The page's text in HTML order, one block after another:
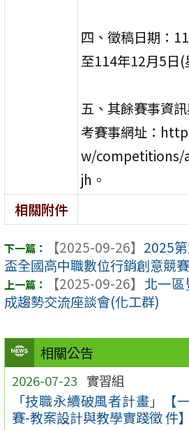
相關公告
2026-07-23 實習組
「技職永續破風者計畫」【
賽-教案設計與教學實踐徵 件
四、徵稿日期：
至114年12月5日(
五、其餘賽事資
考賽事網址：
w/competitions/
jh。
相關附件
【2025-09-26】 2025
盃全國高中職數位行銷創意競賽
【2025-09-26】 北一
成趨勢交流座談會(化工群)